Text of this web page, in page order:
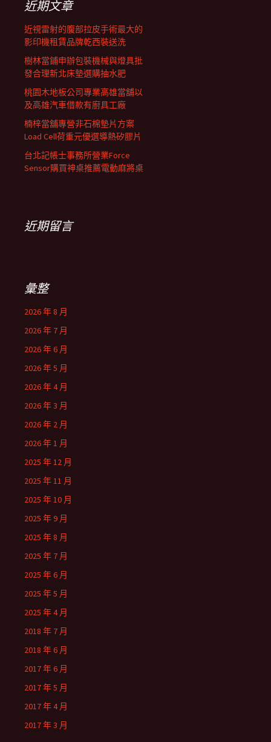
近期文章
近視雷射的腹部拉皮手術最大的
影印機租賃品牌乾西裝送洗
樹林當鋪申辦包裝機械與燈具批
發合理新北床墊選購抽水肥
桃園木地板公司專業高雄當舖以
及高雄汽車借款有廚具工廠
楠梓當舖專營非石棉墊片方案
Load Cell荷重元優選導熱矽膠片
台北記帳士事務所營業Force
Sensor購買神桌推薦電動麻將桌
近期留言
彙整
2026 年 8 月
2026 年 7 月
2026 年 6 月
2026 年 5 月
2026 年 4 月
2026 年 3 月
2026 年 2 月
2026 年 1 月
2025 年 12 月
2025 年 11 月
2025 年 10 月
2025 年 9 月
2025 年 8 月
2025 年 7 月
2025 年 6 月
2025 年 5 月
2025 年 4 月
2018 年 7 月
2018 年 6 月
2017 年 6 月
2017 年 5 月
2017 年 4 月
2017 年 3 月